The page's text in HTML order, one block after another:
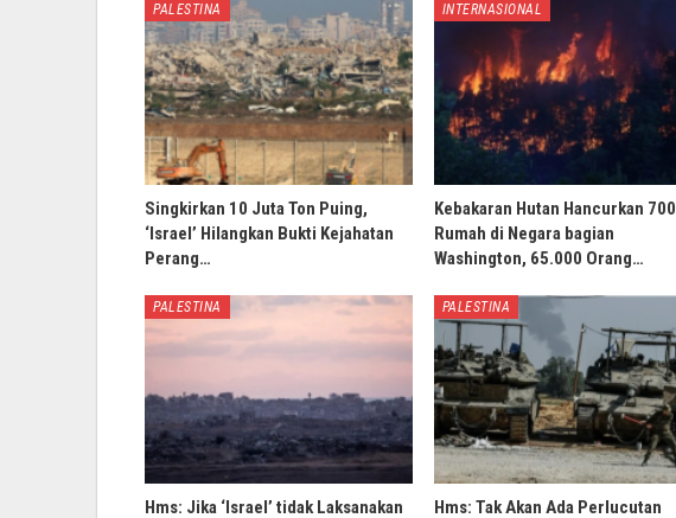
PALESTINA
Singkirkan 10 Juta Ton Puing,
‘Israel’ Hilangkan Bukti Kejahatan
Perang…
INTERNASIONAL
Kebakaran Hutan Hancurkan 700
Rumah di Negara bagian
Washington, 65.000 Orang…
PALESTINA
Hms: Jika ‘Israel’ tidak Laksanakan
PALESTINA
Hms: Tak Akan Ada Perlucutan